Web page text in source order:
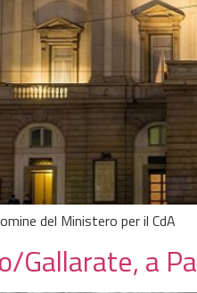
del Ministero per il CdA
Gallarate, a